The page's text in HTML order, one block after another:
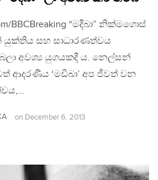
BBCBreaking “මදීබා” නික්මගොස්
සහ සාධාරණත්වය
අවශ්‍ය යුගයකදී ය. නෙල්සන්
ආදරණීය ‘මඩීබා’ අප ජීවත් වන
on December 6, 2013